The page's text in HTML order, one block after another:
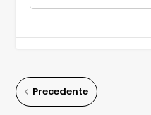
Precedente